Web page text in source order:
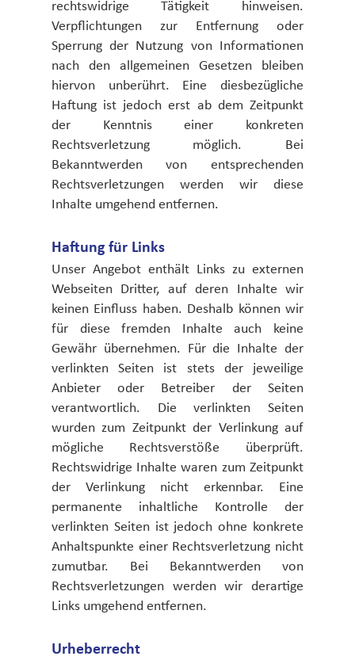
rechtswidrige Tätigkeit hinweisen.
Verpflichtungen zur Entfernung oder
Sperrung der Nutzung von Informationen
nach den allgemeinen Gesetzen bleiben
hiervon unberührt. Eine diesbezügliche
Haftung ist jedoch erst ab dem Zeitpunkt
der Kenntnis einer konkreten
Rechtsverletzung möglich. Bei
Bekanntwerden von entsprechenden
Rechtsverletzungen werden wir diese
Inhalte umgehend entfernen.
Haftung für Links
Unser Angebot enthält Links zu externen
Webseiten Dritter, auf deren Inhalte wir
keinen Einfluss haben. Deshalb können wir
für diese fremden Inhalte auch keine
Gewähr übernehmen. Für die Inhalte der
verlinkten Seiten ist stets der jeweilige
Anbieter oder Betreiber der Seiten
verantwortlich. Die verlinkten Seiten
wurden zum Zeitpunkt der Verlinkung auf
mögliche Rechtsverstöße überprüft.
Rechtswidrige Inhalte waren zum Zeitpunkt
der Verlinkung nicht erkennbar. Eine
permanente inhaltliche Kontrolle der
verlinkten Seiten ist jedoch ohne konkrete
Anhaltspunkte einer Rechtsverletzung nicht
zumutbar. Bei Bekanntwerden von
Rechtsverletzungen werden wir derartige
Links umgehend entfernen.
Urheberrecht